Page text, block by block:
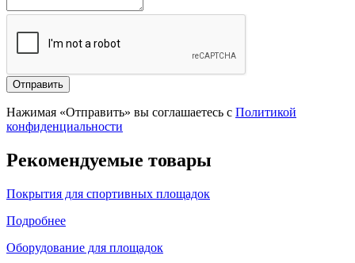
Отправить
Нажимая «Отправить» вы соглашаетесь с Политикой
конфиденциальности
Рекомендуемые товары
Покрытия для спортивных площадок
Подробнее
Оборудование для площадок